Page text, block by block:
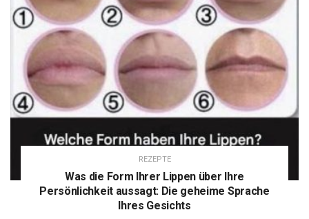
REZEPTE
Was die Form Ihrer Lippen über Ihre
Persönlichkeit aussagt: Die geheime Sprache
Ihres Gesichts